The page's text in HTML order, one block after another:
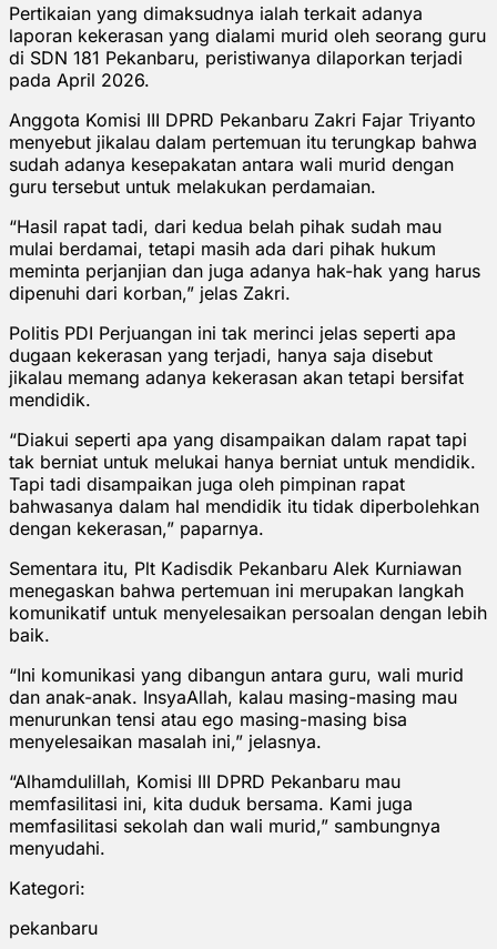
Pertikaian yang dimaksudnya ialah terkait adanya
laporan kekerasan yang dialami murid oleh seorang guru
di SDN 181 Pekanbaru, peristiwanya dilaporkan terjadi
pada April 2026.
Anggota Komisi III DPRD Pekanbaru Zakri Fajar Triyanto
menyebut jikalau dalam pertemuan itu terungkap bahwa
sudah adanya kesepakatan antara wali murid dengan
guru tersebut untuk melakukan perdamaian.
“Hasil rapat tadi, dari kedua belah pihak sudah mau
mulai berdamai, tetapi masih ada dari pihak hukum
meminta perjanjian dan juga adanya hak-hak yang harus
dipenuhi dari korban,” jelas Zakri.
Politis PDI Perjuangan ini tak merinci jelas seperti apa
dugaan kekerasan yang terjadi, hanya saja disebut
jikalau memang adanya kekerasan akan tetapi bersifat
mendidik.
“Diakui seperti apa yang disampaikan dalam rapat tapi
tak berniat untuk melukai hanya berniat untuk mendidik.
Tapi tadi disampaikan juga oleh pimpinan rapat
bahwasanya dalam hal mendidik itu tidak diperbolehkan
dengan kekerasan,” paparnya.
Sementara itu, Plt Kadisdik Pekanbaru Alek Kurniawan
menegaskan bahwa pertemuan ini merupakan langkah
komunikatif untuk menyelesaikan persoalan dengan lebih
baik.
“Ini komunikasi yang dibangun antara guru, wali murid
dan anak-anak. InsyaAllah, kalau masing-masing mau
menurunkan tensi atau ego masing-masing bisa
menyelesaikan masalah ini,” jelasnya.
“Alhamdulillah, Komisi III DPRD Pekanbaru mau
memfasilitasi ini, kita duduk bersama. Kami juga
memfasilitasi sekolah dan wali murid,” sambungnya
menyudahi.
Kategori:
pekanbaru